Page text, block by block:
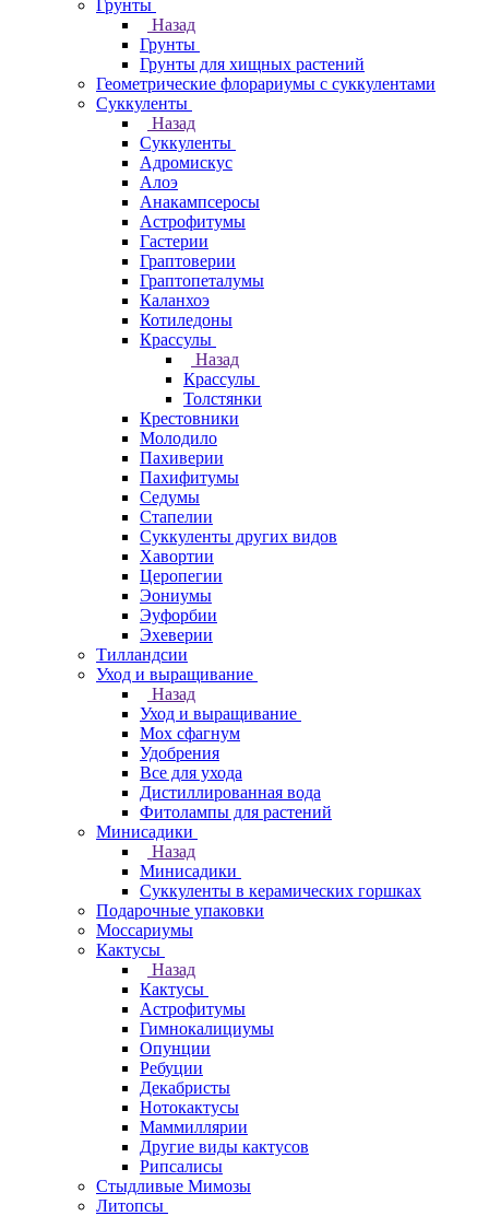
Грунты
Назад
Грунты
Грунты для хищных растений
Геометрические флорариумы с суккулентами
Суккуленты
Назад
Суккуленты
Адромискус
Алоэ
Анакампсеросы
Астрофитумы
Гастерии
Граптоверии
Граптопеталумы
Каланхоэ
Котиледоны
Крассулы
Назад
Крассулы
Толстянки
Крестовники
Молодило
Пахиверии
Пахифитумы
Седумы
Стапелии
Суккуленты других видов
Хавортии
Церопегии
Эониумы
Эуфорбии
Эхеверии
Тилландсии
Уход и выращивание
Назад
Уход и выращивание
Мох сфагнум
Удобрения
Все для ухода
Дистиллированная вода
Фитолампы для растений
Минисадики
Назад
Минисадики
Суккуленты в керамических горшках
Подарочные упаковки
Моссариумы
Кактусы
Назад
Кактусы
Астрофитумы
Гимнокалициумы
Опунции
Ребуции
Декабристы
Нотокактусы
Маммиллярии
Другие виды кактусов
Рипсалисы
Стыдливые Мимозы
Литопсы